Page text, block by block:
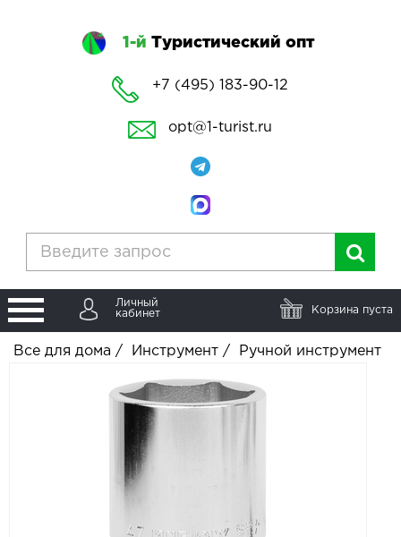
1-й Туристический опт
+7 (495) 183-90-12
opt@1-turist.ru
Личный
кабинет
Корзина пуста
Все для дома / Инструмент / Ручной инструмент